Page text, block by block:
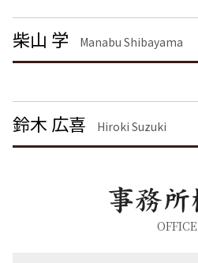
離婚 慰謝料 相場
離婚 慰謝料とは
離婚 しない 場合 慰謝料相場
脅迫罪 慰謝料
痴漢 逮捕
脅迫罪 構成要件
刑事事件 弁護士
企業法務 渋谷区 弁護士
離婚 品川区 弁護士
債権回収 大田区 弁護士
労働問題 茨城県 弁護士
離婚 渋谷区 弁護士
労働問題 大田区 弁護士
刑事事件 渋谷区 弁護士
刑事事件 千葉県 弁護士
柴山 学 Manabu Shibayama
鈴木 広喜 Hiroki Suzuki
OFFICE